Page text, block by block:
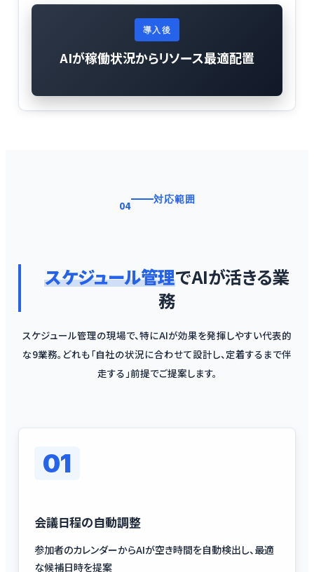
導入後
AIが稼働状況からリソース最適配置
04
対応範囲
スケジュール管理でAIが活きる業
務
スケジュール管理の現場で、特にAIが効果を発揮しやすい代表的
な9業務。どれも「自社の状況に合わせて設計し、定着するまで伴
走する」前提でご提案します。
01
会議日程の自動調整
参加者のカレンダーからAIが空き時間を自動検出し、最適
な候補日時を提案